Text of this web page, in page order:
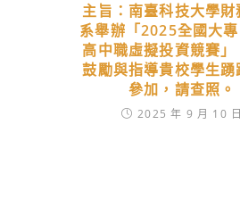
主旨：南臺科技大學財
系舉辦「2025全國大
高中職虛擬投資競賽」
鼓勵與指導貴校學生踴
參加，請查照。
2025 年 9 月 10 日